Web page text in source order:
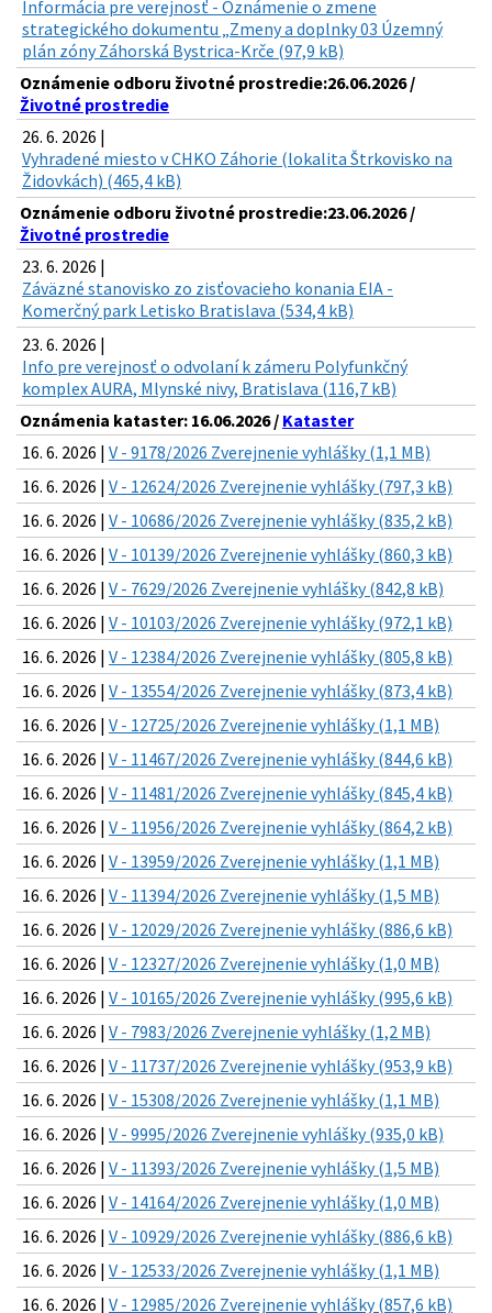
Informácia pre verejnosť - Oznámenie o zmene
strategického dokumentu „Zmeny a doplnky 03 Územný
plán zóny Záhorská Bystrica-Krče (97,9 kB)
Oznámenie odboru životné prostredie:26.06.2026 /
Životné prostredie
26. 6. 2026 |
Vyhradené miesto v CHKO Záhorie (lokalita Štrkovisko na
Židovkách) (465,4 kB)
Oznámenie odboru životné prostredie:23.06.2026 /
Životné prostredie
23. 6. 2026 |
Záväzné stanovisko zo zisťovacieho konania EIA -
Komerčný park Letisko Bratislava (534,4 kB)
23. 6. 2026 |
Info pre verejnosť o odvolaní k zámeru Polyfunkčný
komplex AURA, Mlynské nivy, Bratislava (116,7 kB)
Oznámenia kataster: 16.06.2026 / Kataster
16. 6. 2026 | V - 9178/2026 Zverejnenie vyhlášky (1,1 MB)
16. 6. 2026 | V - 12624/2026 Zverejnenie vyhlášky (797,3 kB)
16. 6. 2026 | V - 10686/2026 Zverejnenie vyhlášky (835,2 kB)
16. 6. 2026 | V - 10139/2026 Zverejnenie vyhlášky (860,3 kB)
16. 6. 2026 | V - 7629/2026 Zverejnenie vyhlášky (842,8 kB)
16. 6. 2026 | V - 10103/2026 Zverejnenie vyhlášky (972,1 kB)
16. 6. 2026 | V - 12384/2026 Zverejnenie vyhlášky (805,8 kB)
16. 6. 2026 | V - 13554/2026 Zverejnenie vyhlášky (873,4 kB)
16. 6. 2026 | V - 12725/2026 Zverejnenie vyhlášky (1,1 MB)
16. 6. 2026 | V - 11467/2026 Zverejnenie vyhlášky (844,6 kB)
16. 6. 2026 | V - 11481/2026 Zverejnenie vyhlášky (845,4 kB)
16. 6. 2026 | V - 11956/2026 Zverejnenie vyhlášky (864,2 kB)
16. 6. 2026 | V - 13959/2026 Zverejnenie vyhlášky (1,1 MB)
16. 6. 2026 | V - 11394/2026 Zverejnenie vyhlášky (1,5 MB)
16. 6. 2026 | V - 12029/2026 Zverejnenie vyhlášky (886,6 kB)
16. 6. 2026 | V - 12327/2026 Zverejnenie vyhlášky (1,0 MB)
16. 6. 2026 | V - 10165/2026 Zverejnenie vyhlášky (995,6 kB)
16. 6. 2026 | V - 7983/2026 Zverejnenie vyhlášky (1,2 MB)
16. 6. 2026 | V - 11737/2026 Zverejnenie vyhlášky (953,9 kB)
16. 6. 2026 | V - 15308/2026 Zverejnenie vyhlášky (1,1 MB)
16. 6. 2026 | V - 9995/2026 Zverejnenie vyhlášky (935,0 kB)
16. 6. 2026 | V - 11393/2026 Zverejnenie vyhlášky (1,5 MB)
16. 6. 2026 | V - 14164/2026 Zverejnenie vyhlášky (1,0 MB)
16. 6. 2026 | V - 10929/2026 Zverejnenie vyhlášky (886,6 kB)
16. 6. 2026 | V - 12533/2026 Zverejnenie vyhlášky (1,1 MB)
16. 6. 2026 | V - 12985/2026 Zverejnenie vyhlášky (857,6 kB)